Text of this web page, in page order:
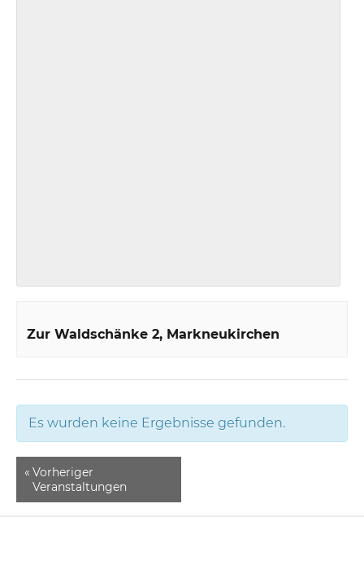
Zur Waldschänke 2 Markneukirchen
Es wurden keine Ergebnisse gefunden.
« Vorheriger
Veranstaltungen